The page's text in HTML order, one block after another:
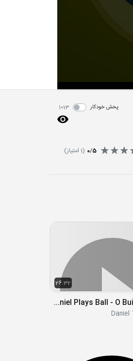
پخش خودکار 1013
0/5
(
1 امتیاز)
26:32
S01E19 - Daniel Plays Ball - O Builds A Tower